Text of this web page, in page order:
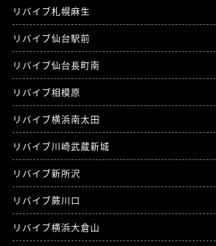
リバイブ札幌麻生
リバイブ仙台駅前
リバイブ仙台長町南
リバイブ相模原
リバイブ横浜南太田
リバイブ川崎武蔵新城
リバイブ新所沢
リバイブ蕨川口
リバイブ横浜大倉山